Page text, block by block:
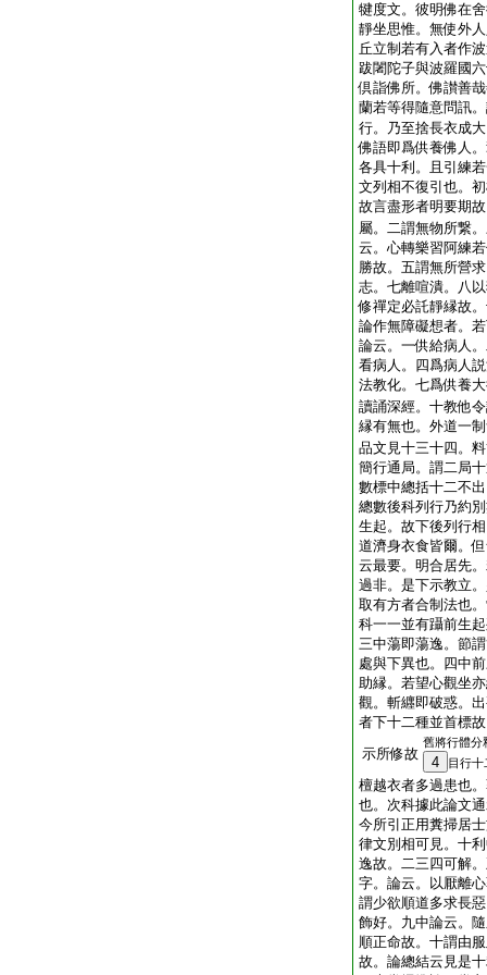
犍度文。彼明佛在
靜坐思惟。無使外
丘立制若有入者作
跋闍陀子與波羅國
倶詣佛所。佛讃善
蘭若等得隨意問訊
行。乃至捨長衣成
佛語即爲供養佛人
各具十利。且引練
文列相不復引也。
故言盡形者明要期
屬。二謂無物所繋
云。心轉樂習阿練
勝故。五謂無所營
志。七離喧潰。八
修禪定必託靜縁故
論作無障礙想者。
論云。一供給病人
看病人。四爲病人
法教化。七爲供養
讀誦深經。十教他
縁有無也。外道一
品文見十三十四。
簡行通局。謂二局
數標中總括十二不
總數後科列行乃約
生起。故下後列行
道濟身衣食皆爾。
云最要。明合居先
過非。是下示教立
取有方者合制法也
科一一並有躡前生
三中蕩即蕩逸。節
處與下異也。四中
助縁。若望心觀坐
觀。斬纒即破惑。
者下十二種並首標
示所修故
舊將行體分
4 目行十
檀越衣者多過患也
也。次科據此論文
今所引正用糞掃居
律文別相可見。十
逸故。二三四可解
字。論云。以厭離
謂少欲順道多求長
飾好。九中論云。
順正命故。十謂由
故。論總結云見是